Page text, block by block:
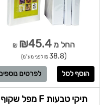
החל מ ₪45.4
₪
(38.8 ₪ לפני מע"מ)
לפרטים
תיקי טבעות F מפל שקוף